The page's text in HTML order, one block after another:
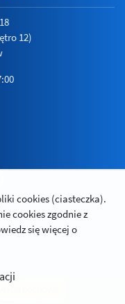
12)
cookies (ciasteczka).
cookies zgodnie z
się więcej o